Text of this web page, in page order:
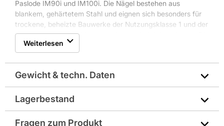
Paslode IM90i und IM100i. Die Nägel bestehen aus
blankem, gehärtetem Stahl und eignen sich besonders für
trockene, beheizte Bauwerke der Nutzungsklasse 1 und der
Anbringung von Dachlattung oder von Leichtbauplatten. Die
Oberfläche der Nägel ist gerillt.
Eigenschaften Paslode Streifennägel für IM90i/IM100i:
* Material: blanker Stahl, gerillt
* Größe: 2,8 x 63 mm
* Umfang: 3750 Stück, inklusive 3 Gaskartuschen
* Kompatibel mit Paslode IM90i/IM100i
* Anwendung: trockene, beheizte Bauwerke der
Weiterlesen
Gewicht & techn. Daten
Gewicht pro Verkaufseinheit: 11,4 kg
Lagerbestand
Fragen zum Produkt